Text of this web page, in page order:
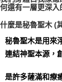
何還有一層更深入
什麼是秘魯聖木 (
秘魯聖木是用來
連結神聖本源，
是許多薩滿和療